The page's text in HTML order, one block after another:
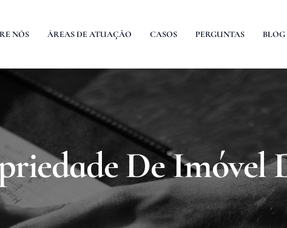
NÓS ÁREAS DE ATUAÇÃO CASOS PERGUNTAS BLOG
De Imóvel